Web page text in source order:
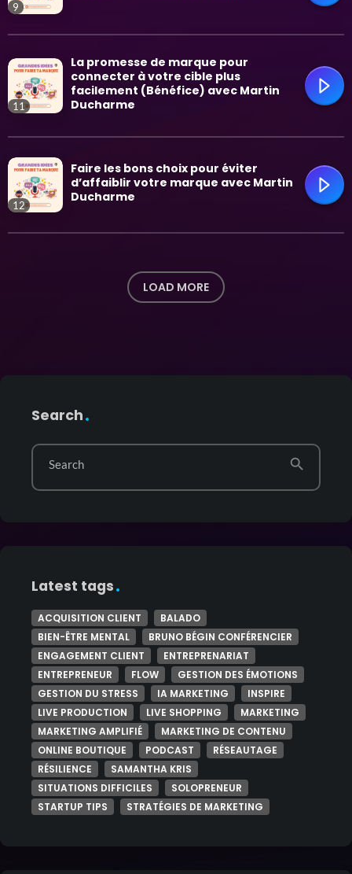
trending_flat
9
trending_flat
11
La promesse de marque pour
connecter à votre cible plus
facilement (Bénéfice) avec Martin
Ducharme
12
Faire les bons choix pour éviter
d’affaiblir votre marque avec Martin
Ducharme
LOAD MORE
Search
Search search
Latest tags
ACQUISITION CLIENT
BALADO
BIEN-ÊTRE MENTAL
BRUNO BÉGIN CONFÉRENCIER
ENGAGEMENT CLIENT
ENTREPRENARIAT
ENTREPRENEUR
FLOW
GESTION DES ÉMOTIONS
GESTION DU STRESS
IA MARKETING
INSPIRE
LIVE PRODUCTION
LIVE SHOPPING
MARKETING
MARKETING AMPLIFIÉ
MARKETING DE CONTENU
ONLINE BOUTIQUE
PODCAST
RÉSEAUTAGE
RÉSILIENCE
SAMANTHA KRIS
SITUATIONS DIFFICILES
SOLOPRENEUR
STARTUP TIPS
STRATÉGIES DE MARKETING